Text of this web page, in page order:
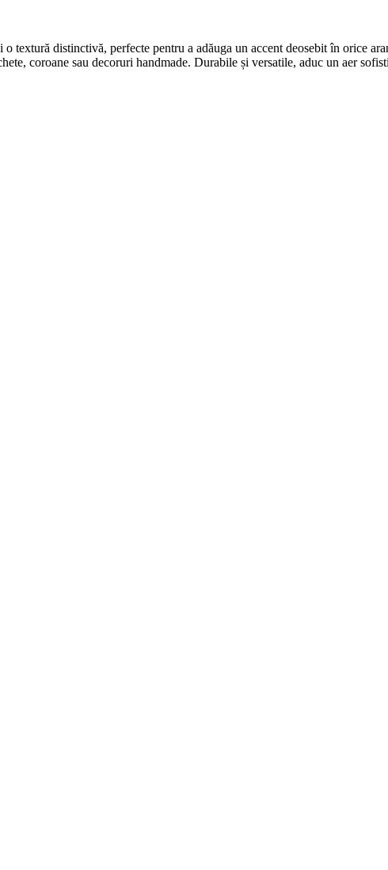
textură distinctivă, perfecte pentru a adăuga un accent deosebit în orice
coroane sau decoruri handmade. Durabile și versatile, aduc un aer